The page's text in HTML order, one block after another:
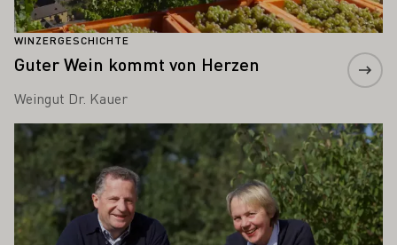
WINZERGESCHICHTE
Guter Wein kommt von Herzen
Weingut Dr. Kauer
Mehr erfahren